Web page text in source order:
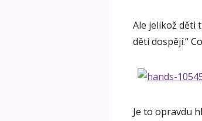
Ale jelikož děti
děti dospějí.“
Je to opravdu